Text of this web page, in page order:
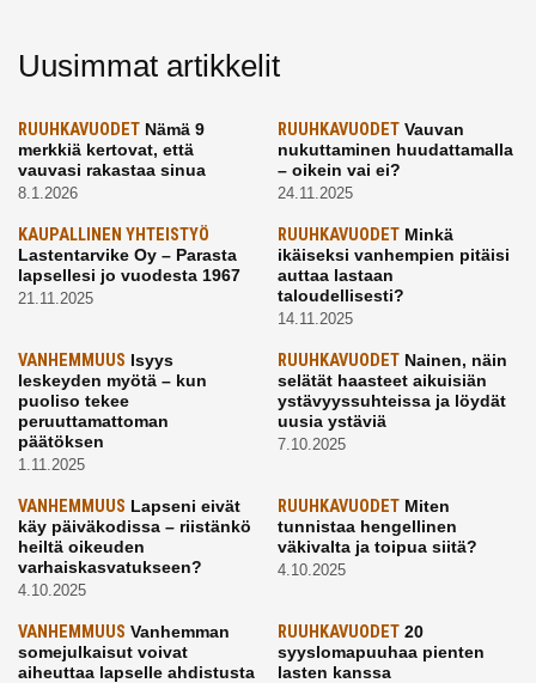
Uusimmat artikkelit
RUUHKAVUODET Nämä 9
merkkiä kertovat, että
vauvasi rakastaa sinua
8.1.2026
RUUHKAVUODETVauvan
nukuttaminen huudattamalla
– oikein vai ei?
24.11.2025
KAUPALLINEN YHTEISTYÖ
Lastentarvike Oy – Parasta
lapsellesi jo vuodesta 1967
21.11.2025
RUUHKAVUODETMinkä
ikäiseksi vanhempien pitäisi
auttaa lastaan
taloudellisesti?
14.11.2025
VANHEMMUUS Isyys
leskeyden myötä – kun
puoliso tekee
peruuttamattoman
päätöksen
1.11.2025
RUUHKAVUODETNainen, näin
selätät haasteet aikuisiän
ystävyyssuhteissa ja löydät
uusia ystäviä
7.10.2025
VANHEMMUUS Lapseni eivät
käy päiväkodissa – riistänkö
heiltä oikeuden
varhaiskasvatukseen?
4.10.2025
RUUHKAVUODETMiten
tunnistaa hengellinen
väkivalta ja toipua siitä?
4.10.2025
VANHEMMUUS Vanhemman
somejulkaisut voivat
aiheuttaa lapselle ahdistusta
RUUHKAVUODET20
syyslomapuuhaa pienten
lasten kanssa